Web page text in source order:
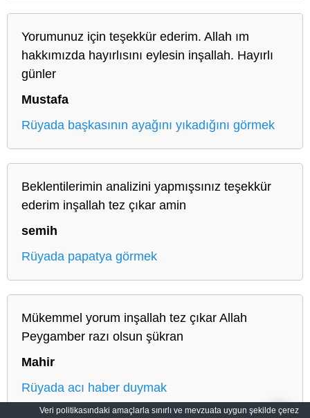
Yorumunuz için teşekkür ederim. Allah ım
hakkımızda hayırlısını eylesin inşallah. Hayırlı
günler
Mustafa
Rüyada başkasının ayağını yıkadığını görmek
Beklentilerimin analizini yapmışsınız teşekkür
ederim inşallah tez çıkar amin
semih
Rüyada papatya görmek
Mükemmel yorum inşallah tez çıkar Allah
Peygamber razı olsun şükran
Mahir
Rüyada acı haber duymak
Veri politikasındaki amaçlarla sınırlı ve mevzuata uygun şekilde çerez